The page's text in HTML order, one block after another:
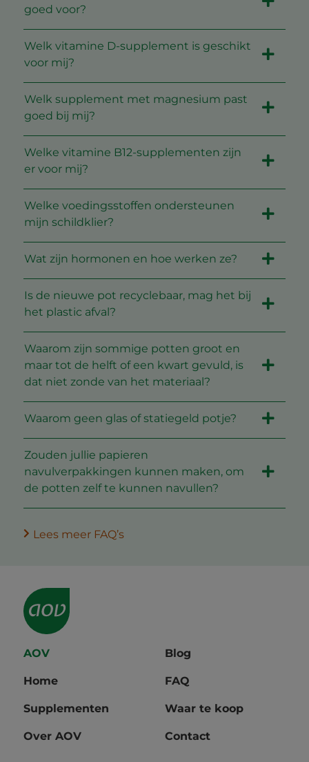
goed voor?
Welk vitamine D-supplement is geschikt
voor mij?
Welk supplement met magnesium past
goed bij mij?
Welke vitamine B12-supplementen zijn
er voor mij?
Welke voedingsstoffen ondersteunen
mijn schildklier?
Wat zijn hormonen en hoe werken ze?
Is de nieuwe pot recyclebaar, mag het bij
het plastic afval?
Waarom zijn sommige potten groot en
maar tot de helft of een kwart gevuld, is
dat niet zonde van het materiaal?
Waarom geen glas of statiegeld potje?
Zouden jullie papieren
navulverpakkingen kunnen maken, om
de potten zelf te kunnen navullen?
Lees meer FAQ’s
AOV
Home
Supplementen
Over AOV
Blog
FAQ
Waar te koop
Contact